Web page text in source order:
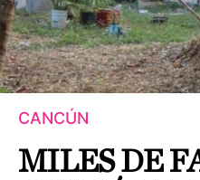
CANCÚN
MILES DE